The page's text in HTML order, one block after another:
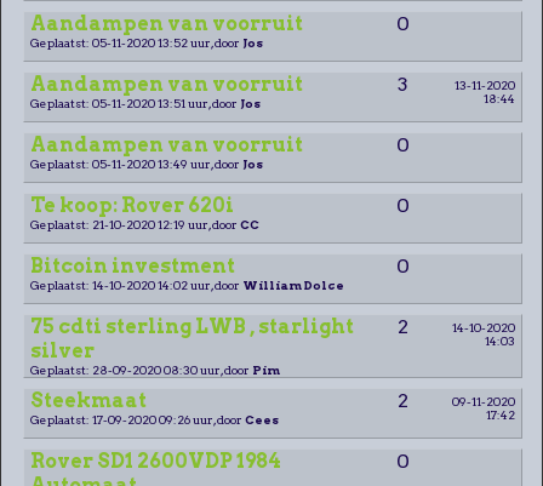
Aandampen van voorruit 0
Geplaatst: 05-11-2020 13:52 uur, door Jos
Aandampen van voorruit 3
13-11-2020
18:44
Geplaatst: 05-11-2020 13:51 uur, door Jos
Aandampen van voorruit 0
Geplaatst: 05-11-2020 13:49 uur, door Jos
Te koop: Rover 620i 0
Geplaatst: 21-10-2020 12:19 uur, door CC
Bitcoin investment 0
Geplaatst: 14-10-2020 14:02 uur, door William Dolce
75 cdti sterling LWB , starlight
silver
2
14-10-2020
14:03
Geplaatst: 28-09-2020 08:30 uur, door Pim
Steekmaat 2
09-11-2020
17:42
Geplaatst: 17-09-2020 09:26 uur, door Cees
Rover SD1 2600VDP 1984
0